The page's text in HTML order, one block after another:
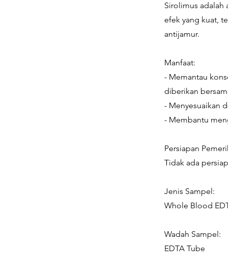
Sirolimus
efek yang kuat,
antijamur.
Manfaat:
- Memantau
diberikan
- Menyesuaikan
- Membantu
Persiapan
Tidak ada
Jenis Sampel:
Whole Blood
Wadah Sampel:
EDTA Tube